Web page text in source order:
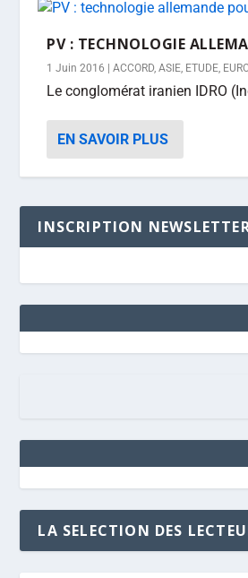
PV : TECHNOLOGIE
1 Juin 2016 |ACCORD,ASIE, ETUDE,
Le conglomérat iranien IDRO
EN SAVOIR PLUS
INSCRIPTION
LA SELECTION DES